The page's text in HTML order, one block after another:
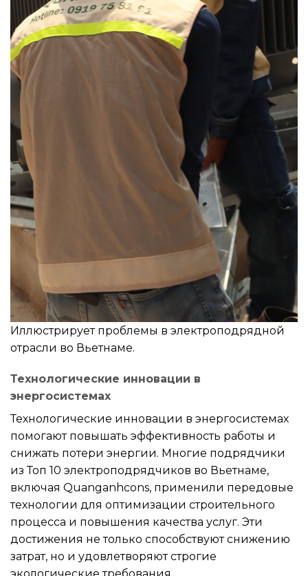
Иллюстрирует проблемы в электроподрядной
отрасли во Вьетнаме.
Технологические инновации в
энергосистемах
Технологические инновации в энергосистемах
помогают повышать эффективность работы и
снижать потери энергии. Многие подрядчики
из Топ 10 электроподрядчиков во Вьетнаме,
включая Quanganhcons, применили передовые
технологии для оптимизации строительного
процесса и повышения качества услуг. Эти
достижения не только способствуют снижению
затрат, но и удовлетворяют строгие